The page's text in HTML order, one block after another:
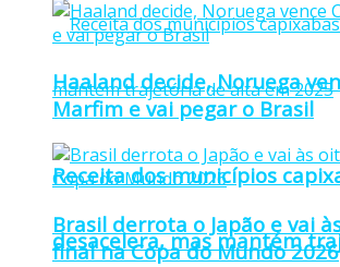
Receita dos municípios
desacelera, mas mantém
Haaland decide, Noruega
Marfim e vai pegar o Brasil
Brasil derrota o Japão e vai
final na Copa do Mundo 2026